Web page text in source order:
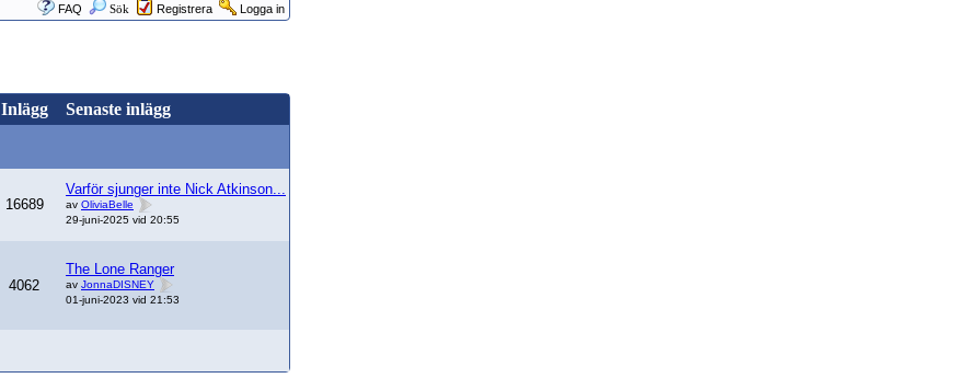
FAQ Sök Registrera Logga in
Inlägg Senaste inlägg
16689
Varför sjunger inte Nick Atkinson...
av OliviaBelle
29-juni-2025 vid 20:55
4062
The Lone Ranger
av JonnaDISNEY
01-juni-2023 vid 21:53